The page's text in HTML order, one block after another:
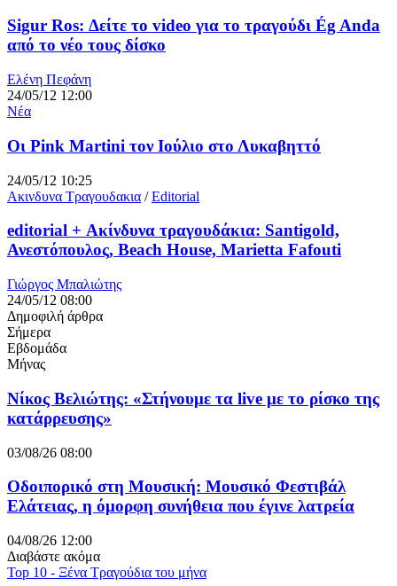
Sigur Ros: Δείτε το video για το τραγούδι Ég Anda
από το νέο τους δίσκο
Ελένη Πεφάνη
24/05/12 12:00
Νέα
Οι Pink Martini τον Ιούλιο στο Λυκαβηττό
24/05/12 10:25
Ακινδυνα Τραγουδακια /Editorial
editorial + Ακίνδυνα τραγουδάκια: Santigold,
Ανεστόπουλος, Beach House, Marietta Fafouti
Γιώργος Μπαλιώτης
24/05/12 08:00
Δημοφιλή άρθρα
Σήμερα
Εβδομάδα
Μήνας
Νίκος Βελιώτης: «Στήνουμε τα live με το ρίσκο της
κατάρρευσης»
03/08/26 08:00
Οδοιπορικό στη Μουσική: Μουσικό Φεστιβάλ
Ελάτειας, η όμορφη συνήθεια που έγινε λατρεία
04/08/26 12:00
Διαβάστε ακόμα
Top 10 - Ξένα Τραγούδια του μήνα